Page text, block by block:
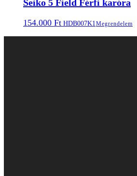
Seiko 5 Field Férfi karóra
154.000 Ft HDB007K1 Megrendelem